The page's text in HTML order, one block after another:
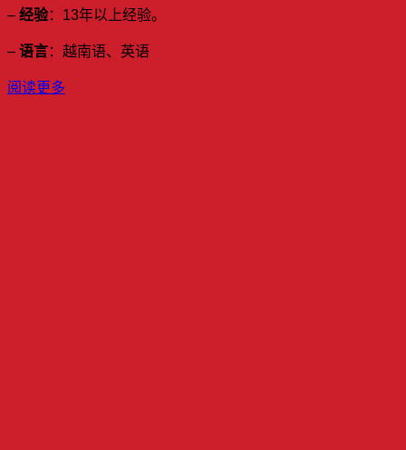
– 经验：13年以上经验。
– 语言：越南语、英语
阅读更多